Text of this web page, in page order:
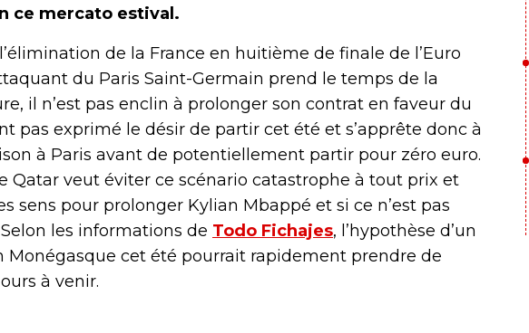
ce mercato estival.
de la France en huitième de finale de l’Euro
du Paris Saint-Germain prend le temps de la
il n’est pas enclin à prolonger son contrat en faveur du
pas exprimé le désir de partir cet été et s’apprête donc à
à Paris avant de potentiellement partir pour zéro euro.
Qatar veut éviter ce scénario catastrophe à tout prix et
sens pour prolonger Kylian Mbappé et si ce n’est pas
les informations de Todo Fichajes, l’hypothèse d’un
Monégasque cet été pourrait rapidement prendre de
à venir.